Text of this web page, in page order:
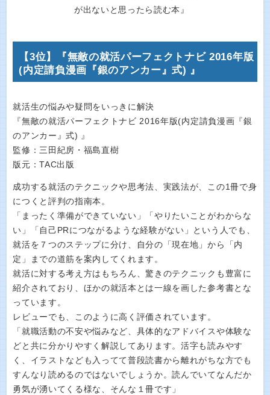
【3位】『無敵の就活パーフェクトナビ 2016年版
(内定請負漫画『銀のアンカー』式) 』
就活生の悩みや疑問をいっきに解決
『無敵の就活パーフェクトナビ 2016年版(内定請負漫画『銀
のアンカー』式) 』
監修：三田紀房・福島直樹
版元：TAC出版
成功する就活のテクニックや思考法、実践法が、この1冊で身
につくと評判の指南本。
「まったく準備ができていない」「やりたいことがわからな
い」「自己PRにつながるような経験がない」という人でも、
就活を７つのステップに分け、自分の「現在地」から「内
定」までの道筋を案内してくれます。
就活に対する考え方はもちろん、驚きのテクニックも豊富に
紹介されており、ほかの就活本とは一線を画した参考書とな
っています。
レビューでも、このように高く評価されています。
「就職活動の不安や悩みなど、具体的なアドバイスや体験な
どと共に分かりやすく解説してあります。活字も読みやす
く、イラストなども入ってて普段読書から離れがちな方でも
すんなり読めるのではないでしょうか。読んでいてなんだか
勇気が湧いてくる様な、そんな１冊です」